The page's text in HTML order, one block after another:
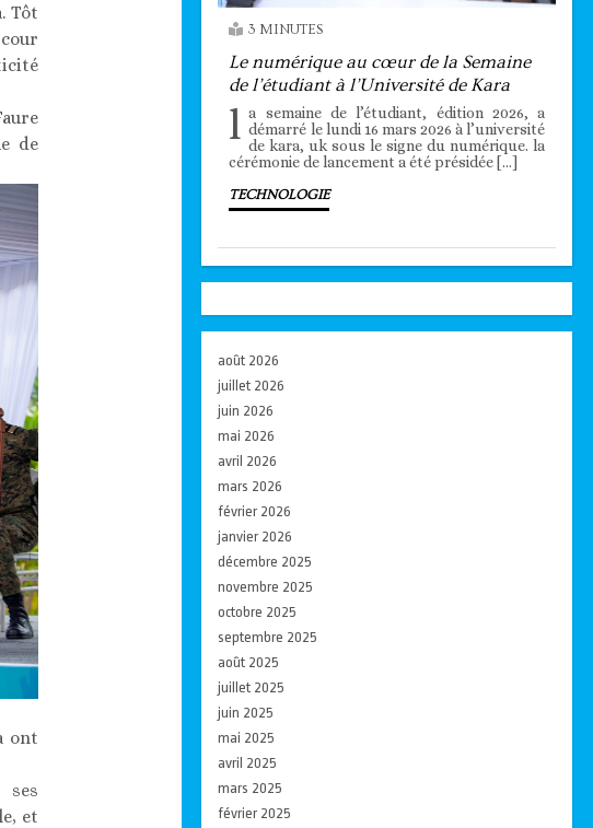
Tôt
de
ont
ses
et
3 MINUTES
Le numérique au cœur de la Semaine
de l’étudiant à l’Université de Kara
l a semaine de l’étudiant, édition 2026, a
démarré le lundi 16 mars 2026 à l’université
de kara, uk sous le signe du numérique. la
cérémonie de lancement a été présidée […]
TECHNOLOGIE
août 2026
juillet 2026
juin 2026
mai 2026
avril 2026
mars 2026
février 2026
janvier 2026
décembre 2025
novembre 2025
octobre 2025
septembre 2025
août 2025
juillet 2025
juin 2025
mai 2025
avril 2025
mars 2025
février 2025